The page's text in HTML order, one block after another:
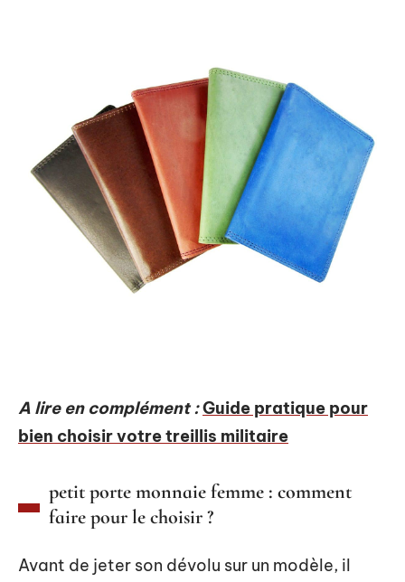
A lire en complément :Guide pratique pour
bien choisir votre treillis militaire
petit porte monnaie femme : comment
faire pour le choisir ?
Avant de jeter son dévolu sur un modèle, il